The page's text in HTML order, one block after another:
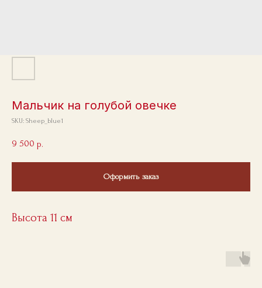
Мальчик на голубой овечке
SKU: Sheep_blue1
9 500 р.
Оформить заказ
Высота 11 см